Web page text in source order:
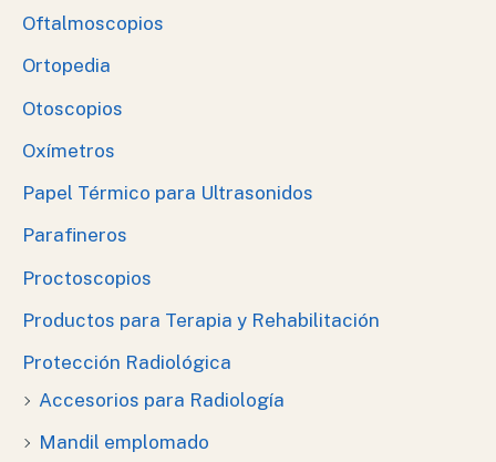
Oftalmoscopios
Ortopedia
Otoscopios
Oxímetros
Papel Térmico para Ultrasonidos
Parafineros
Proctoscopios
Productos para Terapia y Rehabilitación
Protección Radiológica
Accesorios para Radiología
Mandil emplomado